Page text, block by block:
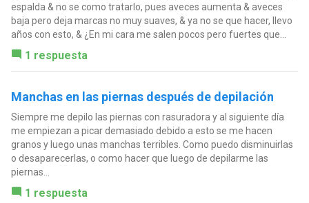
espalda & no se como tratarlo, pues aveces aumenta & aveces
baja pero deja marcas no muy suaves, & ya no se que hacer, llevo
años con esto, & ¿En mi cara me salen pocos pero fuertes que...
1 respuesta
Manchas en las piernas después de depilación
Siempre me depilo las piernas con rasuradora y al siguiente día
me empiezan a picar demasiado debido a esto se me hacen
granos y luego unas manchas terribles. Como puedo disminuirlas
o desaparecerlas, o como hacer que luego de depilarme las
piernas...
1 respuesta